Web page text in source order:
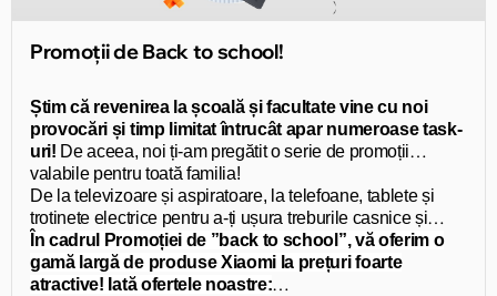
Promoții de Back to school!
Știm că revenirea la școală și facultate vine cu noi
provocări și timp limitat întrucât apar numeroase task-
uri! De aceea, noi ți-am pregătit o serie de promoții
valabile pentru toată familia!
De la televizoare și aspiratoare, la telefoane, tablete și
trotinete electrice pentru a-ți ușura treburile casnice și
toate activitățile școlare și extrașcolare!
În cadrul Promoției de ”back to school”, vă oferim o
gamă largă de produse Xiaomi la prețuri foarte
atractive! Iată ofertele noastre: